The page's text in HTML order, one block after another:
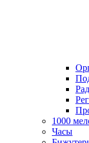
1000
Часы